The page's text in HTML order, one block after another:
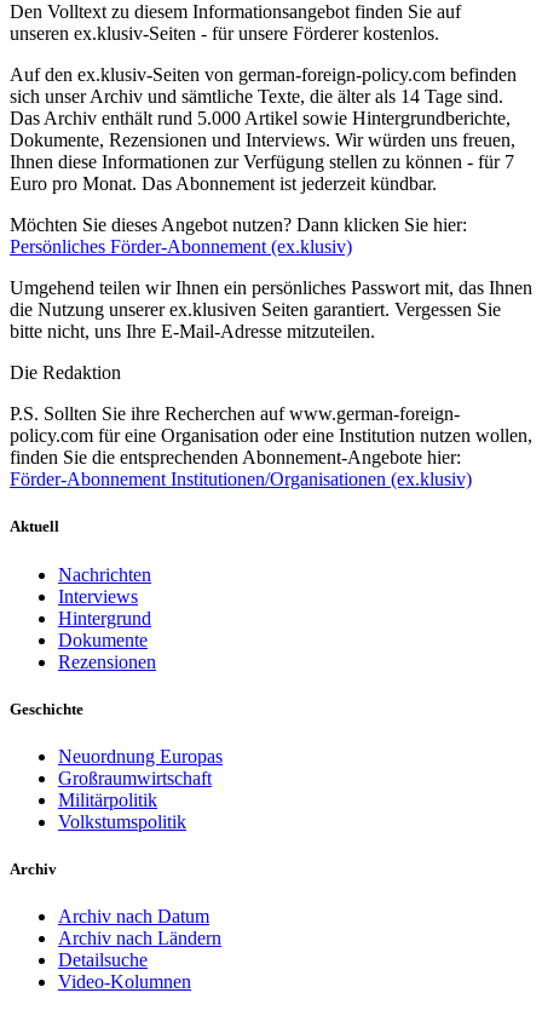
Den Volltext zu diesem Informationsangebot finden Sie auf
unseren ex.klusiv-Seiten - für unsere Förderer kostenlos.
Auf den ex.klusiv-Seiten von german-foreign-policy.com befinden
sich unser Archiv und sämtliche Texte, die älter als 14 Tage sind.
Das Archiv enthält rund 5.000 Artikel sowie Hintergrundberichte,
Dokumente, Rezensionen und Interviews. Wir würden uns freuen,
Ihnen diese Informationen zur Verfügung stellen zu können - für 7
Euro pro Monat. Das Abonnement ist jederzeit kündbar.
Möchten Sie dieses Angebot nutzen? Dann klicken Sie hier:
Persönliches Förder-Abonnement (ex.klusiv)
Umgehend teilen wir Ihnen ein persönliches Passwort mit, das Ihnen
die Nutzung unserer ex.klusiven Seiten garantiert. Vergessen Sie
bitte nicht, uns Ihre E-Mail-Adresse mitzuteilen.
Die Redaktion
P.S. Sollten Sie ihre Recherchen auf www.german-foreign-
policy.com für eine Organisation oder eine Institution nutzen wollen,
finden Sie die entsprechenden Abonnement-Angebote hier:
Förder-Abonnement Institutionen/Organisationen (ex.klusiv)
Aktuell
Nachrichten
Interviews
Hintergrund
Dokumente
Rezensionen
Geschichte
Neuordnung Europas
Großraumwirtschaft
Militärpolitik
Volkstumspolitik
Archiv
Archiv nach Datum
Archiv nach Ländern
Detailsuche
Video-Kolumnen